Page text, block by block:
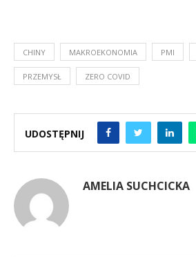
CHINY MAKROEKONOMIA PMI
PRZEMYSŁ ZERO COVID
UDOSTĘPNIJ
AMELIA SUCHCICKA